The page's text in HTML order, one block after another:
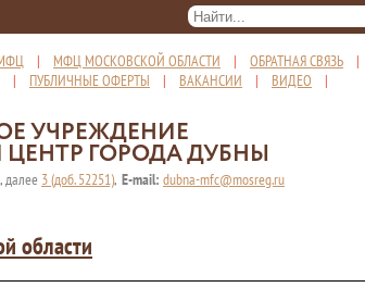
| МФЦ МОСКОВСКОЙ ОБЛАСТИ | ОБРАТНАЯ СВЯЗЬ |
| ПУБЛИЧНЫЕ ОФЕРТЫ | ВАКАНСИИ | ВИДЕО |
УЧРЕЖДЕНИЕ
ГОРОДА ДУБНЫ
далее 3 (доб. 52251), E-mail: dubna-mfc@mosreg.ru
области